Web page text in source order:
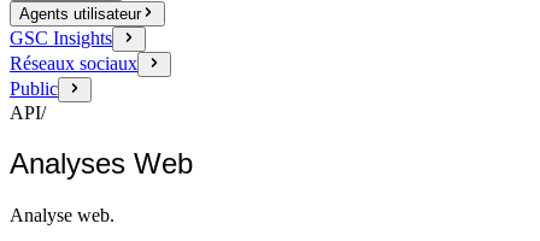
Agents utilisateur
GSC Insights
Réseaux sociaux
Public
API/
Analyses Web
Analyse web.